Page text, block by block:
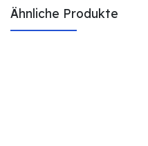
Ähnliche Produkte